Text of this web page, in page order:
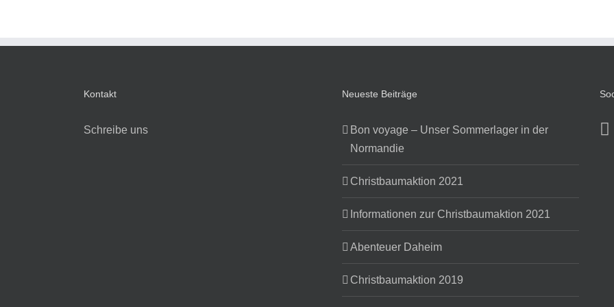
Kontakt
Schreibe uns
Neueste Beiträge
Bon voyage – Unser Sommerlager in der
Normandie
Christbaumaktion 2021
Informationen zur Christbaumaktion 2021
Abenteuer Daheim
Christbaumaktion 2019